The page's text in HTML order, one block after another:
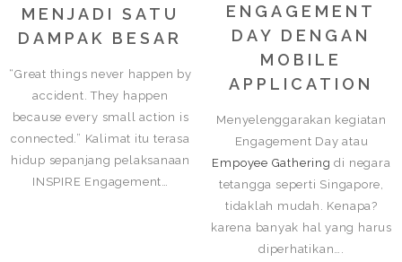
MENJADI SATU
DAMPAK BESAR
“Great things never happen by
accident. They happen
because every small action is
connected.” Kalimat itu terasa
hidup sepanjang pelaksanaan
INSPIRE Engagement…
ENGAGEMENT
DAY DENGAN
MOBILE
APPLICATION
Menyelenggarakan kegiatan
Engagement Day atau
Empoyee Gathering di negara
tetangga seperti Singapore,
tidaklah mudah. Kenapa?
karena banyak hal yang harus
diperhatikan….